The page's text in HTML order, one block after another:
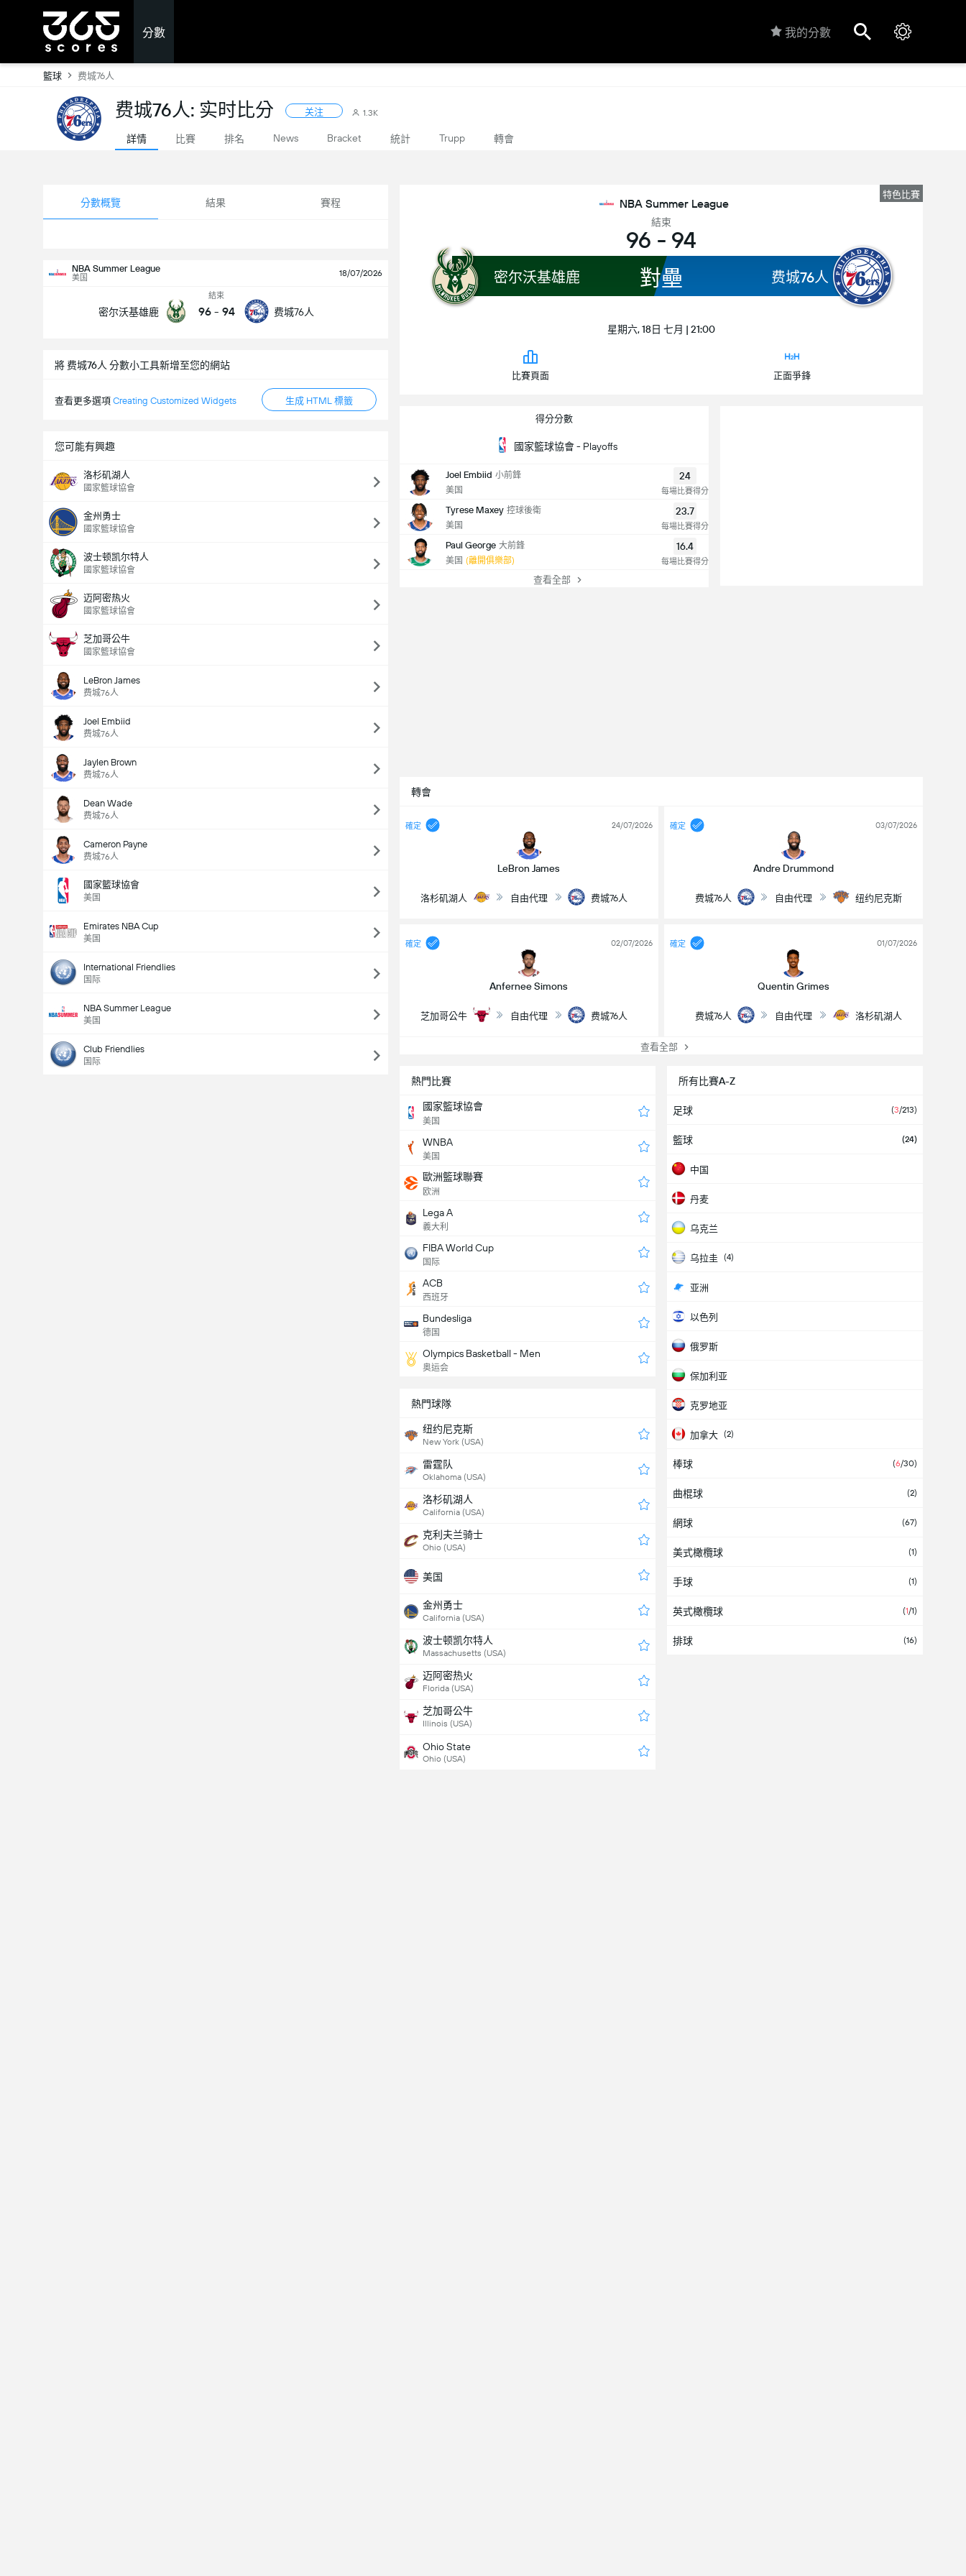
分數 我的分數
籃球 费城76人
费城76人: 实时比分 关注 1.3K
詳情 比賽 排名 News Bracket 統計 Trupp 轉會
分數概覽 結果 賽程
NBA Summer League
美国 18/07/2026
密尔沃基雄鹿
結束
96 - 94 费城76人
將 费城76人 分數小工具新增至您的網站
查看更多選項 Creating Customized Widgets 生成 HTML 標籤
您可能有興趣
洛杉矶湖人
國家籃球協會
金州勇士
國家籃球協會
波士顿凯尔特人
國家籃球協會
迈阿密热火
國家籃球協會
芝加哥公牛
國家籃球協會
LeBron James
费城76人
Joel Embiid
费城76人
Jaylen Brown
费城76人
Dean Wade
费城76人
Cameron Payne
费城76人
國家籃球協會
美国
Emirates NBA Cup
美国
International Friendlies
国际
NBA Summer League
美国
Club Friendlies
国际
特色比賽
NBA Summer League
結束
96 - 94
密尔沃基雄鹿 對壘 费城76人
星期六, 18日 七月 | 21:00
比賽頁面 正面爭鋒
得分分數
國家籃球協會 - Playoffs
Joel Embiid 小前鋒
美国
24
每場比賽得分
Tyrese Maxey 控球後衛
美国
23.7
每場比賽得分
Paul George 大前鋒
美国 (離開俱樂部)
16.4
每場比賽得分
查看全部
轉會
確定
LeBron James
24/07/2026
洛杉矶湖人 自由代理 费城76人
確定
Andre Drummond
03/07/2026
费城76人 自由代理 纽约尼克斯
確定
Anfernee Simons
02/07/2026
芝加哥公牛 自由代理 费城76人
確定
Quentin Grimes
01/07/2026
费城76人 自由代理 洛杉矶湖人
查看全部
熱門比賽
國家籃球協會
美国
WNBA
美国
歐洲籃球聯賽
欧洲
Lega A
義大利
FIBA World Cup
国际
ACB
西班牙
Bundesliga
德国
Olympics Basketball - Men
奥运会
所有比賽A-Z
足球 (3/213)
籃球 (24)
中国
丹麦
乌克兰
乌拉圭 (4)
亚洲
以色列
俄罗斯
保加利亚
克罗地亚
加拿大 (2)
匈牙利
北美
南美洲
厄尔萨尔瓦多
厄瓜多尔
台湾
哥伦比亚
棒球 (6/30)
曲棍球 (2)
網球 (67)
美式橄欖球 (1)
手球 (1)
英式橄欖球 (1/1)
排球 (16)
熱門球隊
纽约尼克斯
New York (USA)
雷霆队
Oklahoma (USA)
洛杉矶湖人
California (USA)
克利夫兰骑士
Ohio (USA)
美国
金州勇士
California (USA)
波士顿凯尔特人
Massachusetts (USA)
迈阿密热火
Florida (USA)
芝加哥公牛
Illinois (USA)
Ohio State
Ohio (USA)